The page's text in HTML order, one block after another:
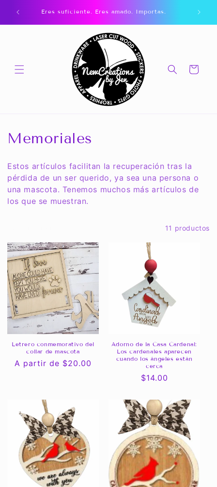
directamenteEres suficiente. Eres amado. Importas.
Carrito
C
l
e
i
ó
n
:
Memoriales
Estos artículos facilitan la recuperación tras la
pérdida de un ser querido, ya sea una persona o
una mascota. Tenemos muchos más artículos de
los que se muestran.
11 productos
Letrero conmemorativo del
collar de mascota
Precio
A partir de $20.00
Adorno de la Casa Cardenal:
Los cardenales aparecen
cuando los ángeles están
cerca
Precio
$14.00